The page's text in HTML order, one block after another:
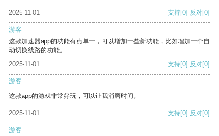
2025-11-01 支持[0] 反对[0]
游客
这款加速器app的功能有点单一，可以增加一些新功能，比如增加一个自
动切换线路的功能。
2025-11-01
支持[0] 反对[0]
游客
这款app的游戏非常好玩，可以让我消磨时间。
2025-11-01 支持[0] 反对[0]
游客